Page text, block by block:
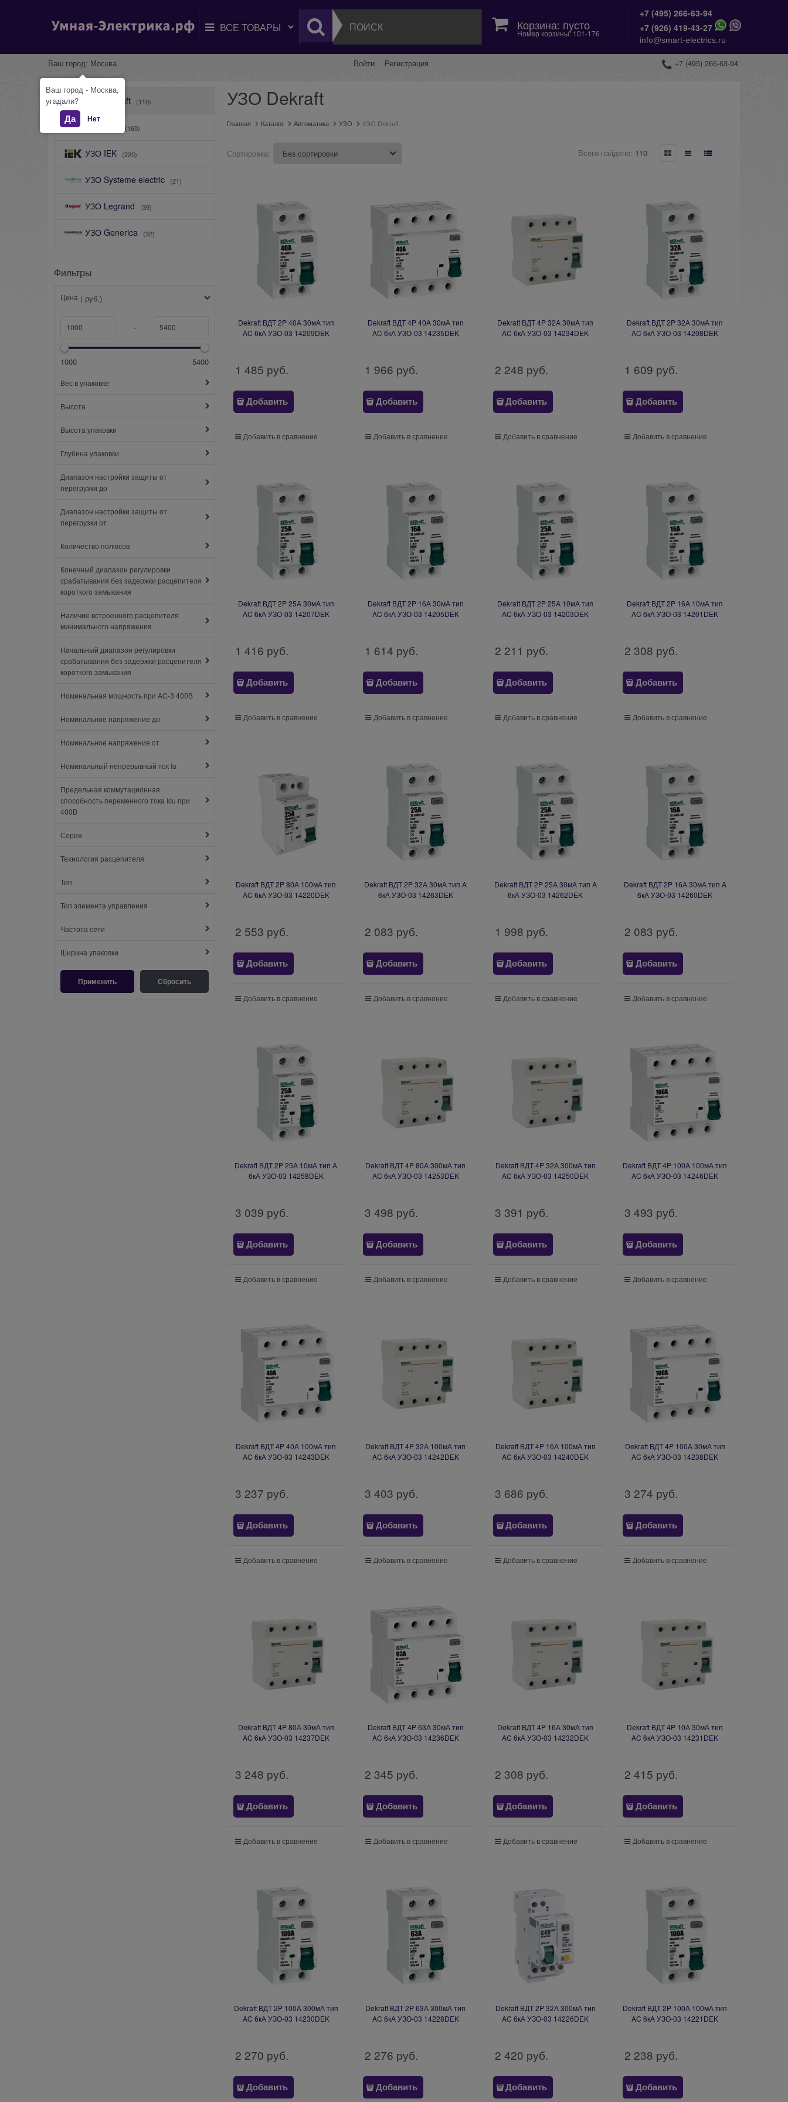
Корзина: пусто
Номер корзины: 101-176
+7 (495) 266-63-94
+7 (926) 419-43-27
info@smart-electrics.ru
Ваш город: Москва Войти Регистрация +7 (495) 266-63-94
УЗО Dekraft (110)
(160)
УЗО IEK (225)
УЗО Systeme electric (21)
УЗО Legrand (39)
УЗО Generica (32)
Фильтры
Цена ( руб.)
-
1000 5400
Вес в упаковке
Высота
Высота упаковки
Глубина упаковки
Диапазон настройки защиты от
перегрузки до
Диапазон настройки защиты от
перегрузки от
Количество полюсов
Конечный диапазон регулировки
срабатывания без задержки расцепителя
короткого замыкания
Наличие встроенного расцепителя
минимального напряжения
Начальный диапазон регулировки
срабатывания без задержки расцепителя
короткого замыкания
Номинальная мощность при AC-3 400В
Номинальное напряжение до
Номинальное напряжение от
Номинальный непрерывный ток Iu
Предельная коммутационная
способность переменного тока Icu при
400В
Серия
Технология расцепителя
Тип
Тип элемента управления
Частота сети
Ширина упаковки
УЗО Dekraft
Главная Каталог Автоматика УЗО УЗО Dekraft
Сортировка: Всего найдено: 110
Dekraft ВДТ 2P 40А 30мА тип
AC 6кА УЗО-03 14209DEK
1 485 руб.
Добавить
Добавить в сравнение
Dekraft ВДТ 4P 40А 30мА тип
AC 6кА УЗО-03 14235DEK
1 966 руб.
Добавить
Добавить в сравнение
Dekraft ВДТ 4P 32А 30мА тип
AC 6кА УЗО-03 14234DEK
2 248 руб.
Добавить
Добавить в сравнение
Dekraft ВДТ 2P 32А 30мА тип
AC 6кА УЗО-03 14208DEK
1 609 руб.
Добавить
Добавить в сравнение
Dekraft ВДТ 2P 25А 30мА тип
AC 6кА УЗО-03 14207DEK
1 416 руб.
Добавить
Добавить в сравнение
Dekraft ВДТ 2P 16А 30мА тип
AC 6кА УЗО-03 14205DEK
1 614 руб.
Добавить
Добавить в сравнение
Dekraft ВДТ 2P 25А 10мА тип
AC 6кА УЗО-03 14203DEK
2 211 руб.
Добавить
Добавить в сравнение
Dekraft ВДТ 2P 16А 10мА тип
AC 6кА УЗО-03 14201DEK
2 308 руб.
Добавить
Добавить в сравнение
Dekraft ВДТ 2P 80А 100мА тип
AC 6кА УЗО-03 14220DEK
2 553 руб.
Добавить
Добавить в сравнение
Dekraft ВДТ 2P 32А 30мА тип A
6кА УЗО-03 14263DEK
2 083 руб.
Добавить
Добавить в сравнение
Dekraft ВДТ 2P 25А 30мА тип A
6кА УЗО-03 14262DEK
1 998 руб.
Добавить
Добавить в сравнение
Dekraft ВДТ 2P 16А 30мА тип A
6кА УЗО-03 14260DEK
2 083 руб.
Добавить
Добавить в сравнение
Dekraft ВДТ 2P 25А 10мА тип A
6кА УЗО-03 14258DEK
3 039 руб.
Добавить
Добавить в сравнение
Dekraft ВДТ 4P 80А 300мА тип
AC 6кА УЗО-03 14253DEK
3 498 руб.
Добавить
Добавить в сравнение
Dekraft ВДТ 4P 32А 300мА тип
AC 6кА УЗО-03 14250DEK
3 391 руб.
Добавить
Добавить в сравнение
Dekraft ВДТ 4P 100A 100мА тип
AC 6кА УЗО-03 14246DEK
3 493 руб.
Добавить
Добавить в сравнение
Dekraft ВДТ 4P 40А 100мА тип
AC 6кА УЗО-03 14243DEK
3 237 руб.
Добавить
Добавить в сравнение
Dekraft ВДТ 4P 32А 100мА тип
AC 6кА УЗО-03 14242DEK
3 403 руб.
Добавить
Добавить в сравнение
Dekraft ВДТ 4P 16А 100мА тип
AC 6кА УЗО-03 14240DEK
3 686 руб.
Добавить
Добавить в сравнение
Dekraft ВДТ 4P 100A 30мА тип
AC 6кА УЗО-03 14238DEK
3 274 руб.
Добавить
Добавить в сравнение
Dekraft ВДТ 4P 80А 30мА тип
AC 6кА УЗО-03 14237DEK
3 248 руб.
Добавить
Добавить в сравнение
Dekraft ВДТ 4P 63А 30мА тип
AC 6кА УЗО-03 14236DEK
2 345 руб.
Добавить
Добавить в сравнение
Dekraft ВДТ 4P 16А 30мА тип
AC 6кА УЗО-03 14232DEK
2 308 руб.
Добавить
Добавить в сравнение
Dekraft ВДТ 4P 10А 30мА тип
AC 6кА УЗО-03 14231DEK
2 415 руб.
Добавить
Добавить в сравнение
Dekraft ВДТ 2P 100A 300мА тип
AC 6кА УЗО-03 14230DEK
2 270 руб.
Добавить
Dekraft ВДТ 2P 63А 300мА тип
AC 6кА УЗО-03 14228DEK
2 276 руб.
Добавить
Dekraft ВДТ 2P 32А 300мА тип
AC 6кА УЗО-03 14226DEK
2 420 руб.
Добавить
Dekraft ВДТ 2P 100A 100мА тип
AC 6кА УЗО-03 14221DEK
2 238 руб.
Добавить
Ваш город - Москва,
угадали?
Да Нет